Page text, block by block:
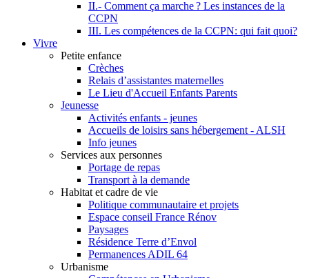
II.- Comment ça marche ? Les instances de la
CCPN
III. Les compétences de la CCPN: qui fait quoi?
Vivre
Petite enfance
Crèches
Relais d’assistantes maternelles
Le Lieu d'Accueil Enfants Parents
Jeunesse
Activités enfants - jeunes
Accueils de loisirs sans hébergement - ALSH
Info jeunes
Services aux personnes
Portage de repas
Transport à la demande
Habitat et cadre de vie
Politique communautaire et projets
Espace conseil France Rénov
Paysages
Résidence Terre d’Envol
Permanences ADIL 64
Urbanisme